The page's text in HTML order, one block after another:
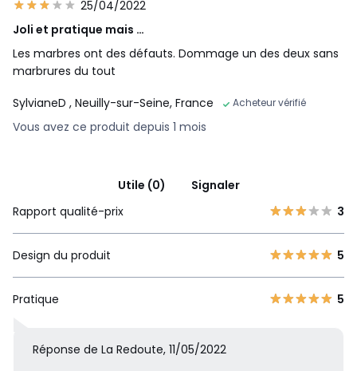
25/04/2022
Joli et pratique mais …
Les marbres ont des défauts. Dommage un des deux sans
marbrures du tout
SylvianeD , Neuilly-sur-Seine, France Acheteur vérifié
Vous avez ce produit depuis 1 mois
Utile (0)
Signaler
Rapport qualité-prix
3
Design du produit 5
Pratique 5
Réponse de La Redoute, 11/05/2022